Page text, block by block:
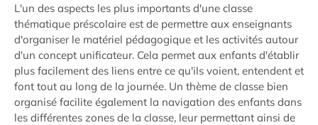
L'un des aspects les plus importants d'une classe
thématique préscolaire est de permettre aux enseignants
d'organiser le matériel pédagogique et les activités autour
d'un concept unificateur. Cela permet aux enfants d'établir
plus facilement des liens entre ce qu'ils voient, entendent et
font tout au long de la journée. Un thème de classe bien
organisé facilite également la navigation des enfants dans
les différentes zones de la classe, leur permettant ainsi de